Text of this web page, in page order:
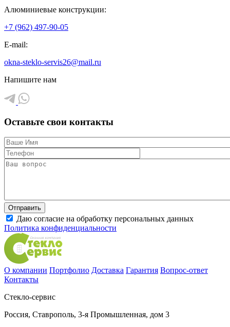
Алюминиевые конструкции:
+7 (962) 497-90-05
E-mail:
okna-steklo-servis26@mail.ru
Напишите нам
Оставьте свои контакты
Даю согласие на обработку персональных данных
Политика конфиденциальности
О компании Портфолио Доставка Гарантия Вопрос-ответ
Контакты
Стекло-сервис
Россия, Ставрополь, 3-я Промышленная, дом 3